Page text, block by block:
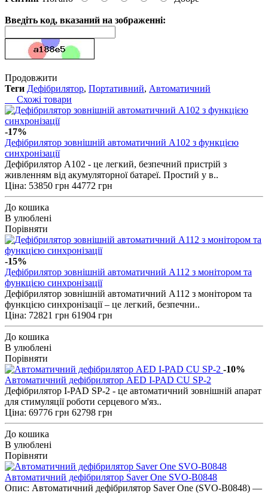
Введіть код, вказаний на зображенні:
Продовжити
Теги Дефібрилятор, Портативний, Автоматичний
Схожі товари
-17%
Дефібрилятор зовнішній автоматичний А102 з функцією
синхронізації
Дефібрилятор А102 - це легкий, безпечний пристрій з
живленням від акумуляторної батареї. Простий у в..
Ціна: 53850 грн 44772 грн
До кошика
В улюблені
Порівняти
-15%
Дефібрилятор зовнішній автоматичний А112 з монітором та
функцією синхронізації
Дефібрилятор зовнішній автоматичний А112 з монітором та
функцією синхронізації – це легкий, безпечни..
Ціна: 72821 грн 61904 грн
До кошика
В улюблені
Порівняти
-10%
Автоматичний дефібрилятор AED I-PAD CU SP-2
Дефібрилятор I-PAD SP-2 - це автоматичний зовнішній апарат
для стимуляції роботи серцевого м'яз..
Ціна: 69776 грн 62798 грн
До кошика
В улюблені
Порівняти
Автоматичний дефібрилятор Saver One SVO-B0848
Опис: Автоматичний дефібрилятор Saver One (SVO-B0848) —